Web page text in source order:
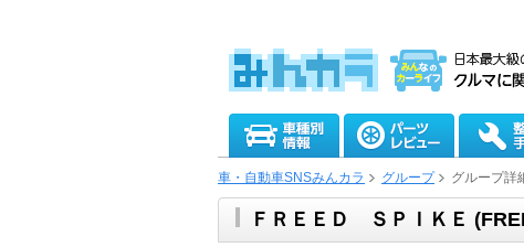
車・自動車SNSみんカラ グループ グループ詳
ＦＲＥＥＤ ＳＰＩＫＥ